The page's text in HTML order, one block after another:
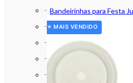
Bandeirinhas para Festa
Bandejas em Acrílico
Bandejas Plásticas
Copos de Acrílico
3º⭐ MAIS VENDIDO